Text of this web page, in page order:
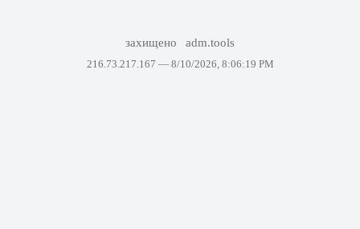
захищено adm.tools
216.73.217.167 — 8/10/2026, 8:06:19 PM